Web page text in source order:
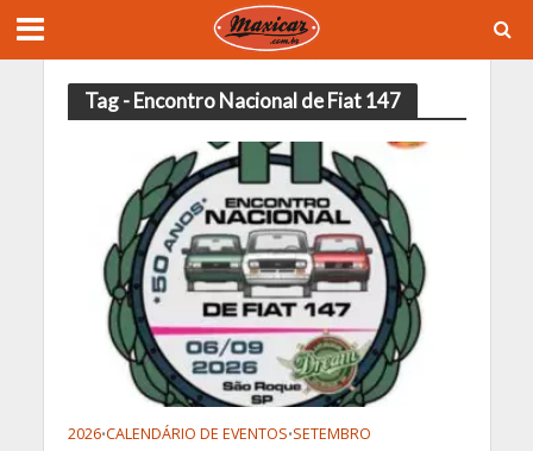
Tag - Encontro Nacional de Fiat 147
2026•CALENDÁRIO DE EVENTOS•SETEMBRO